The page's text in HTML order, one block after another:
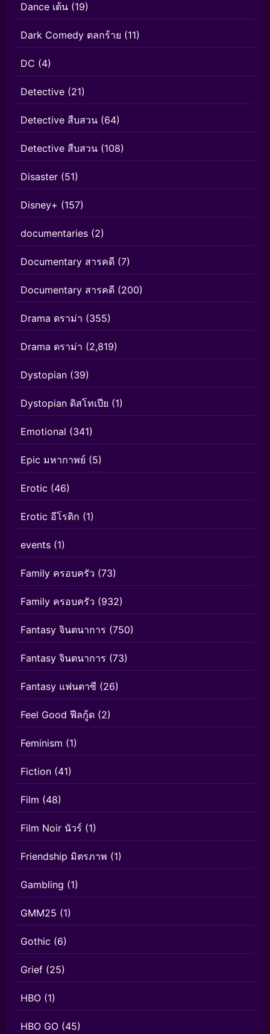
Dance เต้น (19)
Dark Comedy ตลกร้าย (11)
DC (4)
Detective (21)
Detective สืบสวน (64)
Detective สืบสวน (108)
Disaster (51)
Disney+ (157)
documentaries (2)
Documentary สารคดี (7)
Documentary สารคดี (200)
Drama ดราม่า (355)
Drama ดราม่า (2,819)
Dystopian (39)
Dystopian ดิสโทเปีย (1)
Emotional (341)
Epic มหากาพย์ (5)
Erotic (46)
Erotic อีโรติก (1)
events (1)
Family ครอบครัว (73)
Family ครอบครัว (932)
Fantasy จินตนาการ (750)
Fantasy จินตนาการ (73)
Fantasy แฟนตาซี (26)
Feel Good ฟีลกู้ด (2)
Feminism (1)
Fiction (41)
Film (48)
Film Noir นัวร์ (1)
Friendship มิตรภาพ (1)
Gambling (1)
GMM25 (1)
Gothic (6)
Grief (25)
HBO (1)
HBO GO (45)